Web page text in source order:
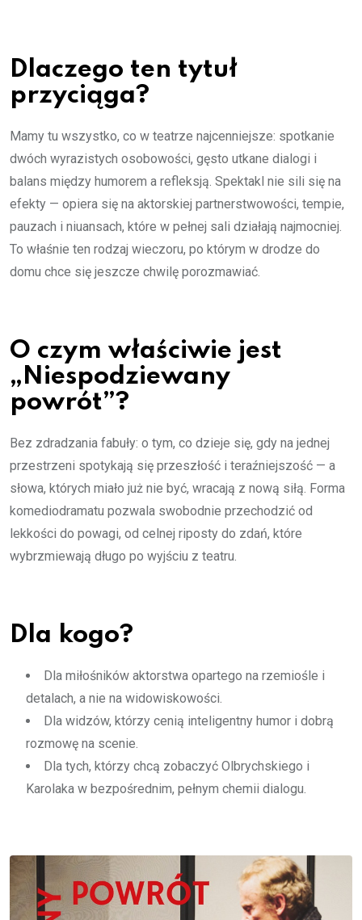
Dlaczego ten tytuł
przyciąga?
Mamy tu wszystko, co w teatrze najcenniejsze: spotkanie
dwóch wyrazistych osobowości, gęsto utkane dialogi i
balans między humorem a refleksją. Spektakl nie sili się na
efekty — opiera się na aktorskiej partnerstwowości, tempie,
pauzach i niuansach, które w pełnej sali działają najmocniej.
To właśnie ten rodzaj wieczoru, po którym w drodze do
domu chce się jeszcze chwilę porozmawiać.
O czym właściwie jest
„Niespodziewany
powrót”?
Bez zdradzania fabuły: o tym, co dzieje się, gdy na jednej
przestrzeni spotykają się przeszłość i teraźniejszość — a
słowa, których miało już nie być, wracają z nową siłą. Forma
komediodramatu pozwala swobodnie przechodzić od
lekkości do powagi, od celnej riposty do zdań, które
wybrzmiewają długo po wyjściu z teatru.
Dla kogo?
Dla miłośników aktorstwa opartego na rzemiośle i
detalach, a nie na widowiskowości.
Dla widzów, którzy cenią inteligentny humor i dobrą
rozmowę na scenie.
Dla tych, którzy chcą zobaczyć Olbrychskiego i
Karolaka w bezpośrednim, pełnym chemii dialogu.